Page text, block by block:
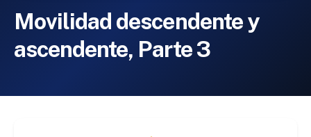
Movilidad descendente y
ascendente, Parte 3